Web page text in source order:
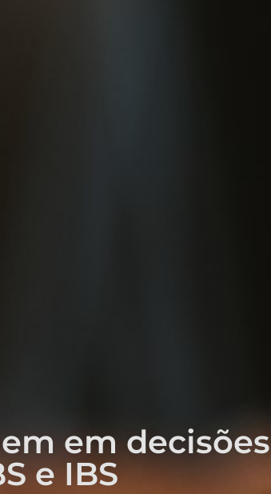
em decisões
e IBS